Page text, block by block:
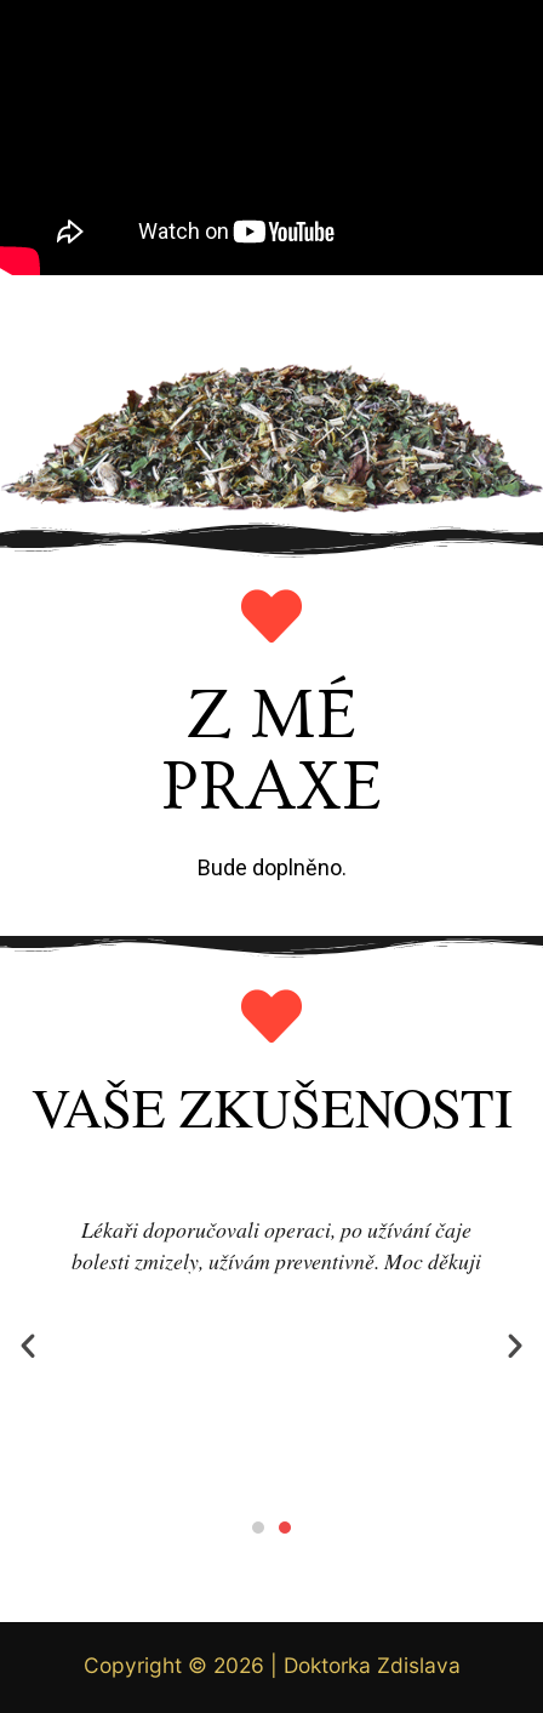
Z MÉ
PRAXE
Bude doplněno.
VAŠE ZKUŠENOSTI
Lékaři doporučovali operaci, po užívání čaje
bolesti zmizely, užívám preventivně. Moc děkuji
Copyright © 2026 | Doktorka Zdislava